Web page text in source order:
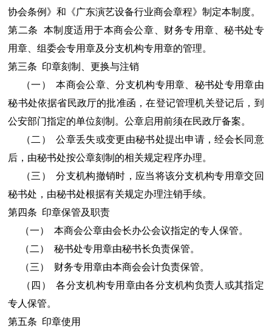
协会条例》和《广东演艺设备行业商会章程》制定本制度。
第二条 本制度适用于本商会公章、财务专用章、秘书处专
用章、组委会专用章及分支机构专用章的管理。
第三条 印章刻制、更换与注销
（一） 本商会公章、分支机构专用章、秘书处专用章由
秘书处依据省民政厅的批准函，在登记管理机关登记后，到
公安部门指定的单位刻制。公章启用前须在民政厅备案。
（二） 公章丢失或变更由秘书处提出申请，经会长同意
后，由秘书处按公章刻制的相关规定程序办理。
（三） 分支机构撤销时，应当将该分支机构专用章交回
秘书处，由秘书处根据有关规定办理注销手续。
第四条 印章保管及职责
（一） 本商会公章由会长办公会议指定的专人保管。
（二） 秘书处专用章由秘书长负责保管。
（三） 财务专用章由本商会会计负责保管。
（四） 各分支机构专用章由各分支机构负责人或其指定
专人保管。
第五条 印章使用